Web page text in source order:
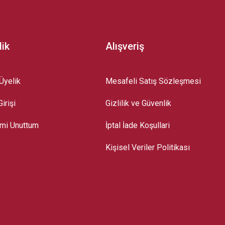
Unuttum
Alışveriş
Mesafeli Satış Sözleşmesi
Gizlilik ve Güvenlik
İptal İade Koşullari
Kişisel Veriler Politikası